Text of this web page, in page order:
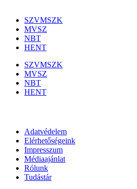
SZVMSZK
MVSZ
NBT
HENT
SZVMSZK
MVSZ
NBT
HENT
Adatvédelem
Elérhetőségeink
Impresszum
Médiaajánlat
Rólunk
Tudástár